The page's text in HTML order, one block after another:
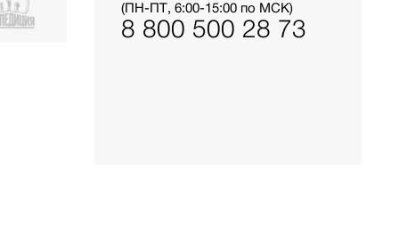
(ПН-ПТ, 6:00-15:00 по МСК)
8 800 500 28 73